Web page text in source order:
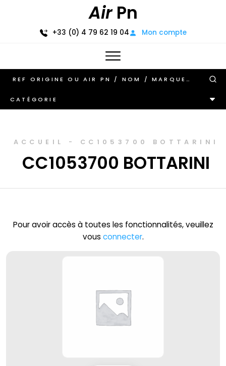
AirPn
+33 (0) 4 79 62 19 04 Mon compte
CATÉGORIE
ACCUEIL - CC1053700 BOTTARINI
CC1053700 BOTTARINI
Pour avoir accès à toutes les fonctionnalités, veuillez
vous connecter.